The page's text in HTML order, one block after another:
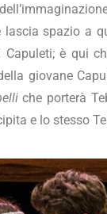
spazio a
è qui
giovane
che porterà
e lo stesso